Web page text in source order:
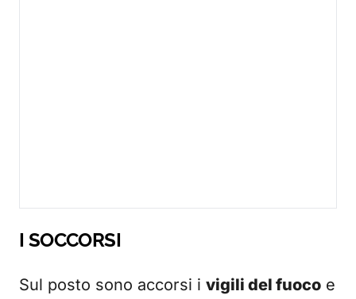
I SOCCORSI
Sul posto sono accorsi i vigili del fuoco e